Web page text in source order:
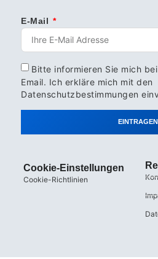
E-Mail
Bitte informieren Sie mich
Email. Ich erkläre mich mit den
Datenschutzbestimmungen
EINTRAGEN
Cookie-Einstellungen
Cookie-Richtlinien